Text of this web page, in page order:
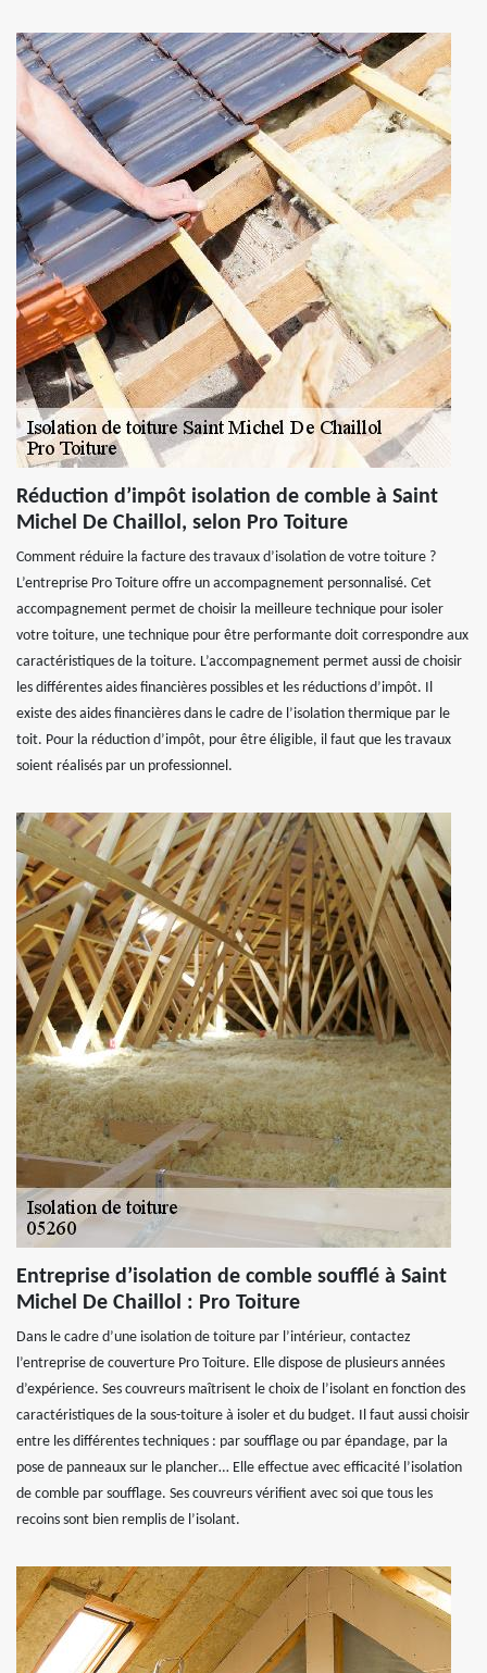
Réduction d’impôt isolation de comble à Saint
Michel De Chaillol, selon Pro Toiture
Comment réduire la facture des travaux d’isolation de votre toiture ?
L’entreprise Pro Toiture offre un accompagnement personnalisé. Cet
accompagnement permet de choisir la meilleure technique pour isoler
votre toiture, une technique pour être performante doit correspondre aux
caractéristiques de la toiture. L’accompagnement permet aussi de choisir
les différentes aides financières possibles et les réductions d’impôt. Il
existe des aides financières dans le cadre de l’isolation thermique par le
toit. Pour la réduction d’impôt, pour être éligible, il faut que les travaux
soient réalisés par un professionnel.
Entreprise d’isolation de comble soufflé à Saint
Michel De Chaillol : Pro Toiture
Dans le cadre d’une isolation de toiture par l’intérieur, contactez
l’entreprise de couverture Pro Toiture. Elle dispose de plusieurs années
d’expérience. Ses couvreurs maîtrisent le choix de l’isolant en fonction des
caractéristiques de la sous-toiture à isoler et du budget. Il faut aussi choisir
entre les différentes techniques : par soufflage ou par épandage, par la
pose de panneaux sur le plancher… Elle effectue avec efficacité l’isolation
de comble par soufflage. Ses couvreurs vérifient avec soi que tous les
recoins sont bien remplis de l’isolant.